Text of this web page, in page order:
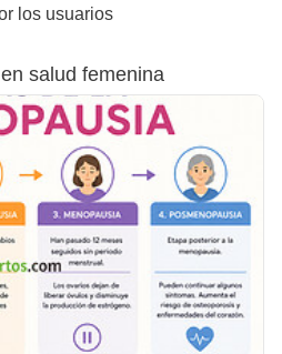
los usuarios
salud femenina